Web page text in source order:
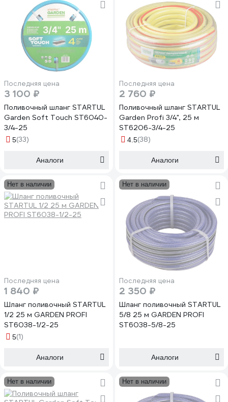
Последняя цена
3 100 ₽
Поливочный шланг STARTUL
Garden Soft Touch ST6040-
3/4-25
5(33)
Аналоги
Последняя цена
2 760 ₽
Поливочный шланг STARTUL
Garden Profi 3/4", 25 м
ST6206-3/4-25
4.5(38)
Аналоги
Нет в наличии
Последняя цена
1 840 ₽
Шланг поливочный STARTUL
1/2 25 м GARDEN PROFI
ST6038-1/2-25
5(1)
Аналоги
Нет в наличии
Последняя цена
2 350 ₽
Шланг поливочный STARTUL
5/8 25 м GARDEN PROFI
ST6038-5/8-25
Аналоги
Нет в наличии Нет в наличии